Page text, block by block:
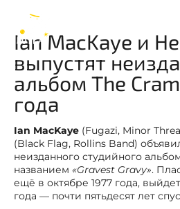
Ian MacKaye и
выпустят
альбом The
года
Ian MacKaye (Fugazi, Minor
(Black Flag, Rollins Band)
неизданного студийного
названием «Gravest Gravy».
ещё в октябре 1977 года, выйдет
года — почти пятьдесят лет